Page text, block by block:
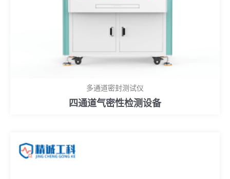
多通道密封测试仪
四通道气密性检测设备